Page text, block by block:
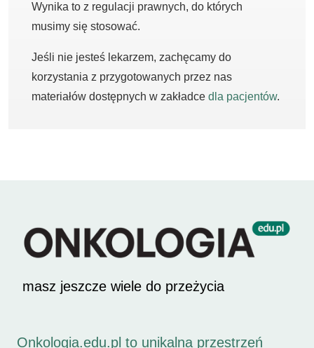
Wynika to z regulacji prawnych, do których
musimy się stosować.
Jeśli nie jesteś lekarzem, zachęcamy do
korzystania z przygotowanych przez nas
materiałów dostępnych w zakładce dla pacjentów.
masz jeszcze wiele do przeżycia
Onkologia.edu.pl to unikalna przestrzeń